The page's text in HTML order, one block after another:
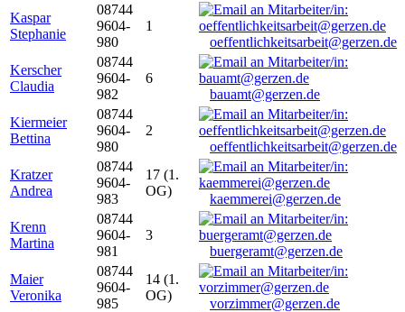
Kaspar
Stephanie
08744
9604-
980
1
oeffentlichkeitsarbeit@gerzen.de
Kerscher
Claudia
08744
9604-
982
6
bauamt@gerzen.de
Kiermeier
Bettina
08744
9604-
980
2
oeffentlichkeitsarbeit@gerzen.de
Kratzer
Andrea
08744
9604-
983
17 (1.
OG)
kaemmerei@gerzen.de
Krenn
Martina
08744
9604-
981
3
buergeramt@gerzen.de
Maier
Veronika
08744
9604-
985
14 (1.
OG)
vorzimmer@gerzen.de